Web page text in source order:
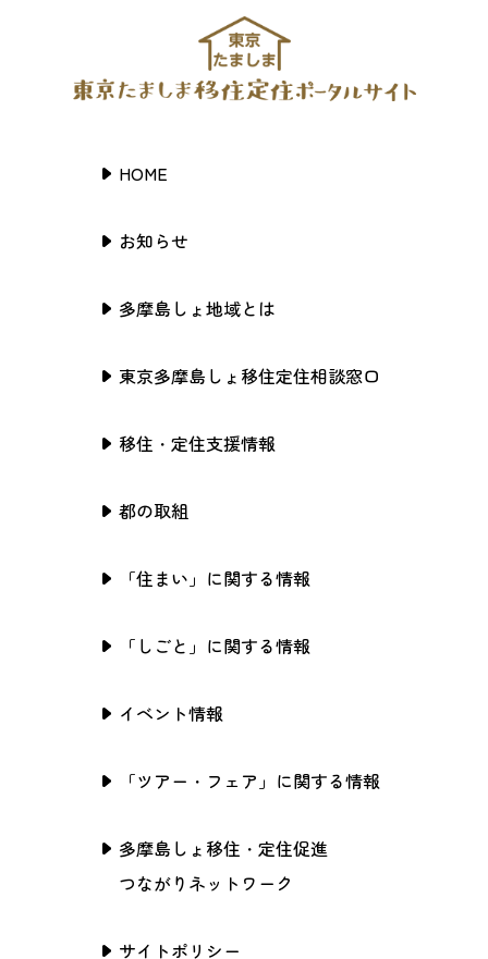
HOME
お知らせ
多摩島しょ地域とは
東京多摩島しょ移住定住相談窓口
移住・定住支援情報
都の取組
「住まい」に関する情報
「しごと」に関する情報
イベント情報
「ツアー・フェア」に関する情報
多摩島しょ移住・定住促進
つながりネットワーク
サイトポリシー